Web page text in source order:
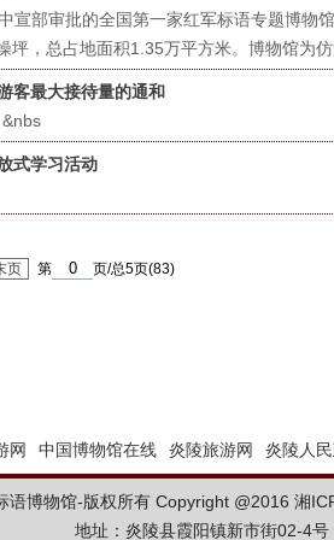
部审批的全国第一家红军标语专题博物
坪，总占地面积1.35万平方米。博物馆为
客最大接待量的通和
式学习活动
页 第 页/总5页(83)
网 中国博物馆在线 炎陵旅游网 炎陵人
语博物馆-版权所有 Copyright @2016 湘
地址：炎陵县霞阳镇新市街02-